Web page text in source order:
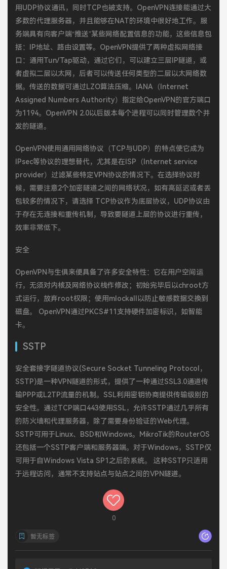
用UDP协议通讯，同时TCP也被支持。OpenVPN连接能通过大
多数的代理服务器，并且能够在NAT的环境中很好地工作。服
务端具有向客户端“推送”某些网络配置信息的功能，这些信息包
括：IP地址、路由设置等。OpenVPN提供了两种虚拟网络接
口：通用Tun/Tap驱动，通过它们，可以建立三层IP隧道，或
者虚拟二层以太网，后者可以传送任何类型的二层以太网络数
据。传送的数据可通过LZO算法压缩。IANA（Internet
Assigned Numbers Authority）指定给OpenVPN的官方端口
为1194。OpenVPN 2.0以后版本每个进程可以同时管理数个并
发的隧道。
OpenVPN使用通用网络协议（TCP与UDP）的特点使它成为
IPsec等协议的理想替代，尤其是在ISP（Internet service
provider）过滤某些特定VPN协议的情况下。在选择协议时
候，需要注意2个加密隧道之间的网络状况，如有高延迟或者丢
包较多的情况下，请选择 TCP协议作为底层协议，UDP协议由
于存在无连接和重传机制，导致要隧道上层的协议进行重传，
效率非常低下。
安全
OpenVPN与生俱来便具备了许多安全特性：它在用户空间运
行，无须对内核及网络协议栈作修改；初始完毕后以chroot方
式运行，放弃root权限；使用mlockall以防止敏感数据交换到
磁盘。 OpenVPN通过PKCS#11支持硬件加密标识，如智能
卡。
SSTP
安全套接字隧道协议(Secure Socket Tunneling Protocol，
SSTP)是一种VPN隧道的形式，提供了一种通过SSL3.0通道传
输PPP或L2TP流量的机制。SSL利用密钥协商提供传输级别的
安全性。通过TCP端口443使用SSL，允许SSTP通过几乎所有
的防火墙和代理服务器，除了需要身份验证的Web代理。
SSTP可用于Linux、BSD和Windows。MikroTik的RouterOS
还包括一个SSTP客户端和服务器端。对于Windows，SSTP仅
可用于自Windows Vista SP1之后的系统。 这种SSTP只适用
于远程访问，通常不支持站点与站点之间的VPN隧道。
0
暂无标签